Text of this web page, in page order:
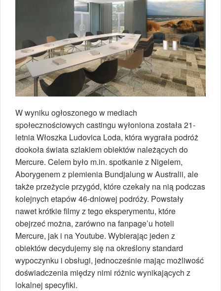
W wyniku ogłoszonego w mediach
społecznościowych castingu wyłoniona została 21-
letnia Włoszka Ludovica Loda, która wygrała podróż
dookoła świata szlakiem obiektów należących do
Mercure. Celem było m.in. spotkanie z Nigelem,
Aborygenem z plemienia Bundjalung w Australii, ale
także przeżycie przygód, które czekały na nią podczas
kolejnych etapów 46-dniowej podróży. Powstały
nawet krótkie filmy z tego eksperymentu, które
obejrzeć można, zarówno na fanpage’u hoteli
Mercure, jak i na Youtube. Wybierając jeden z
obiektów decydujemy się na określony standard
wypoczynku i obsługi, jednocześnie mając możliwość
doświadczenia między nimi różnic wynikających z
lokalnej specyfiki.